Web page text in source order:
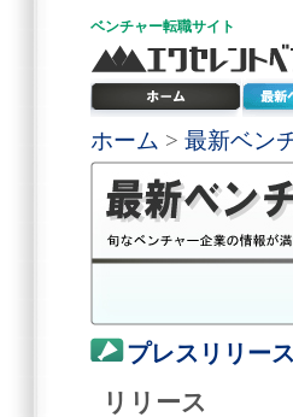
ベンチャー転職サイト
ホーム > 最新ベン
プレスリリース
リリース